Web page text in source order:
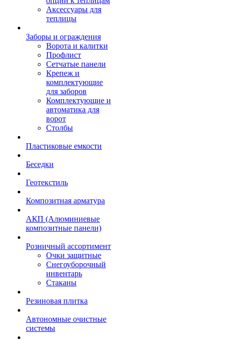
Аксессуары для
теплицы
Заборы и ограждения
Ворота и калитки
Профлист
Сетчатые панели
Крепеж и
комплектующие
для заборов
Комплектующие и
автоматика для
ворот
Столбы
Пластиковые емкости
Беседки
Геотекстиль
Композитная арматура
АКП (Алюминиевые
композитные панели)
Розничный ассортимент
Очки защитные
Снегоуборочный
инвентарь
Стаканы
Резиновая плитка
Автономные очистные
системы